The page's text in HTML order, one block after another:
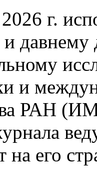
г.
и
и
РАН
на его